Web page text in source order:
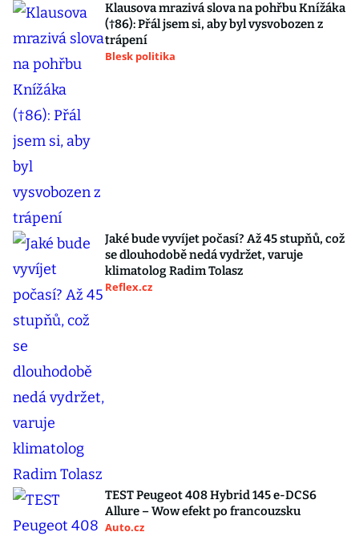
Klausova mrazivá slova na pohřbu Knížáka
(†86): Přál jsem si, aby byl vysvobozen z
trápení
Blesk politika
Jaké bude vyvíjet počasí? Až 45 stupňů, což
se dlouhodobě nedá vydržet, varuje
klimatolog Radim Tolasz
Reflex.cz
TEST Peugeot 408 Hybrid 145 e-DCS6
Allure – Wow efekt po francouzsku
Auto.cz